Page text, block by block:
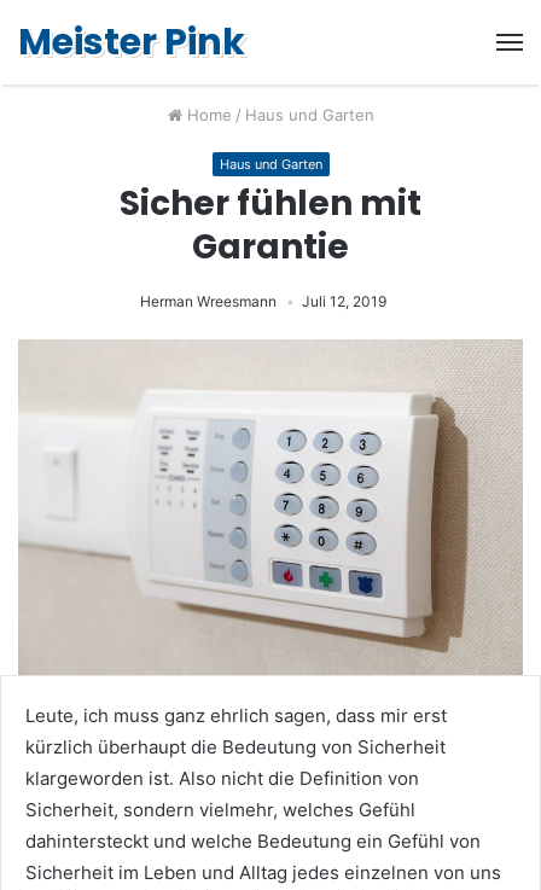
Meister Pink
Home / Haus und Garten
Haus und Garten
Sicher fühlen mit
Garantie
Herman Wreesmann Juli 12, 2019
Leute, ich muss ganz ehrlich sagen, dass mir erst
kürzlich überhaupt die Bedeutung von Sicherheit
klargeworden ist. Also nicht die Definition von
Sicherheit, sondern vielmehr, welches Gefühl
dahintersteckt und welche Bedeutung ein Gefühl von
Sicherheit im Leben und Alltag jedes einzelnen von uns